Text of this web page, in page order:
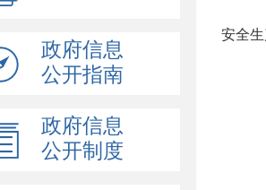
政府信息
公开指南
政府信息
公开制度
安全